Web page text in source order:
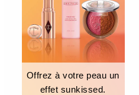
Offrez à votre peau un
effet sunkissed.